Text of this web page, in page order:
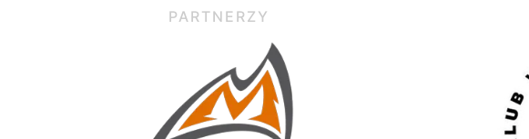
PARTNERZY